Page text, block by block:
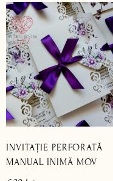
INVITAȚIE PERFORATĂ
MANUAL INIMĂ MOV